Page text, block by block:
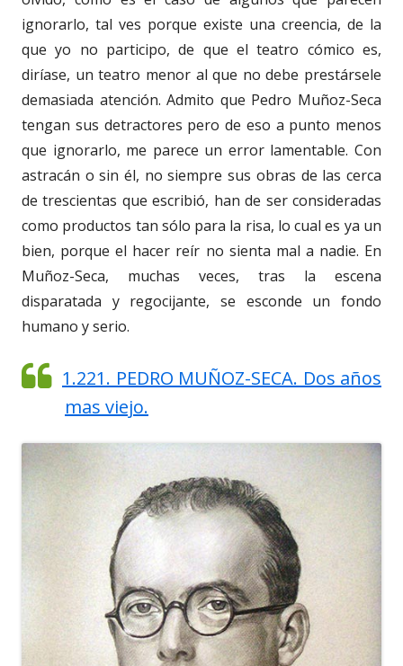
ignorarlo, tal ves porque existe una creencia, de la
que yo no participo, de que el teatro cómico es,
diríase, un teatro menor al que no debe prestársele
demasiada atención. Admito que Pedro Muñoz-Seca
tengan sus detractores pero de eso a punto menos
que ignorarlo, me parece un error lamentable. Con
astracán o sin él, no siempre sus obras de las cerca
de trescientas que escribió, han de ser consideradas
como productos tan sólo para la risa, lo cual es ya un
bien, porque el hacer reír no sienta mal a nadie. En
Muñoz-Seca, muchas veces, tras la escena
disparatada y regocijante, se esconde un fondo
humano y serio.
1.221. PEDRO MUÑOZ-SECA. Dos años
mas viejo.